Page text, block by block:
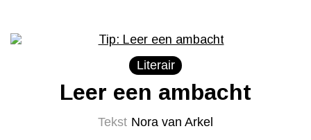
Literair
Leer een ambacht
Tekst Nora van Arkel